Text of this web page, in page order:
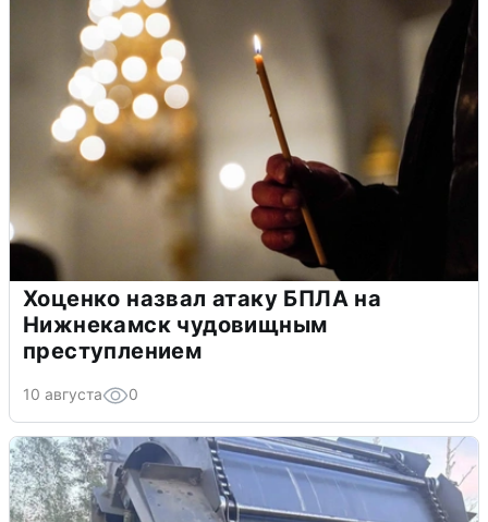
Хоценко назвал атаку БПЛА на
Нижнекамск чудовищным
преступлением
10 августа 0